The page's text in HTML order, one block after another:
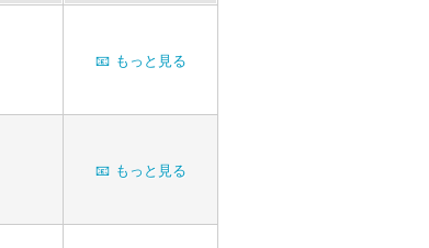
📧 もっと見る
📧 もっと見る